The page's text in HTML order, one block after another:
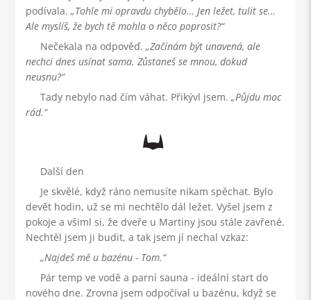
podívala. Tohle mi opravdu chybělo… Jen ležet, tulit se…
Ale myslíš, že bych tě mohla o něco poprosit?
Nečekala na odpověď. Začínám být unavená, ale
nechci dnes usínat sama. Zůstaneš se mnou, dokud
neusnu?
Tady nebylo nad čím váhat. Přikývl jsem. Půjdu moc
rád.
Další den
Je skvělé, když ráno nemusíte nikam spěchat. Bylo
devět hodin, už se mi nechtělo dál ležet. Vyšel jsem z
pokoje a všiml si, že dveře u Martiny jsou stále zavřené.
Nechtěl jsem ji budit, a tak jsem jí nechal vzkaz:
Najdeš mě u bazénu - Tom.
Pár temp ve vodě a parní sauna - ideální start do
nového dne. Zrovna jsem odpočíval u bazénu, když se